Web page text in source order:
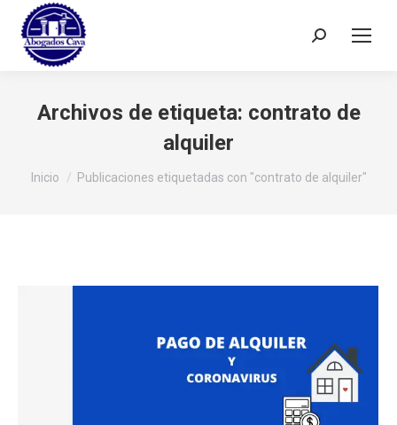
Buscar:
Archivos de etiqueta: contrato de
alquiler
Estás aquí:
Inicio Publicaciones etiquetadas con "contrato de alquiler"